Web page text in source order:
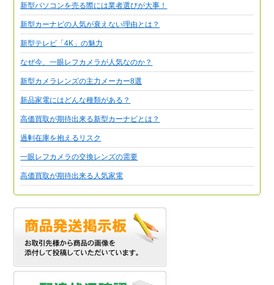
新型パソコンを売る際には業者選びが大事！
新型カーナビの人気が衰えない理由とは？
新型テレビ「4K」の魅力
なぜ今、一眼レフカメラが人気なのか？
新型カメラレンズの主力メーカー8選
新品家電にはどんな種類がある？
高価買取が期待出来る新型カーナビとは？
過剰在庫を抱えるリスク
一眼レフカメラの交換レンズの需要
高価買取が期待出来る人気家電